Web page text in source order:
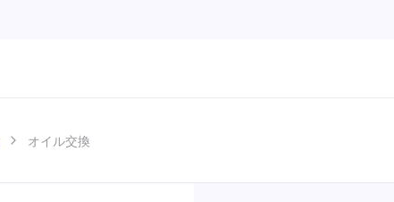
オイル交換